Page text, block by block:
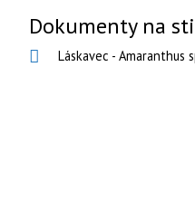
Dokumenty na
Láskavec - Amaranthus